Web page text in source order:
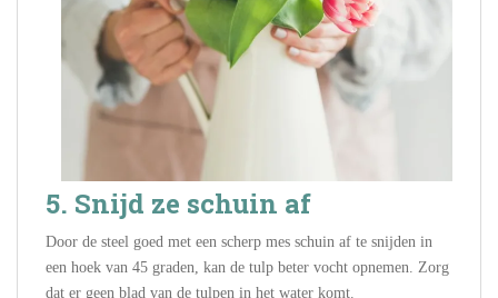
5. Snijd ze schuin af
Door de steel goed met een scherp mes schuin af te snijden in
een hoek van 45 graden, kan de tulp beter vocht opnemen. Zorg
dat er geen blad van de tulpen in het water komt.